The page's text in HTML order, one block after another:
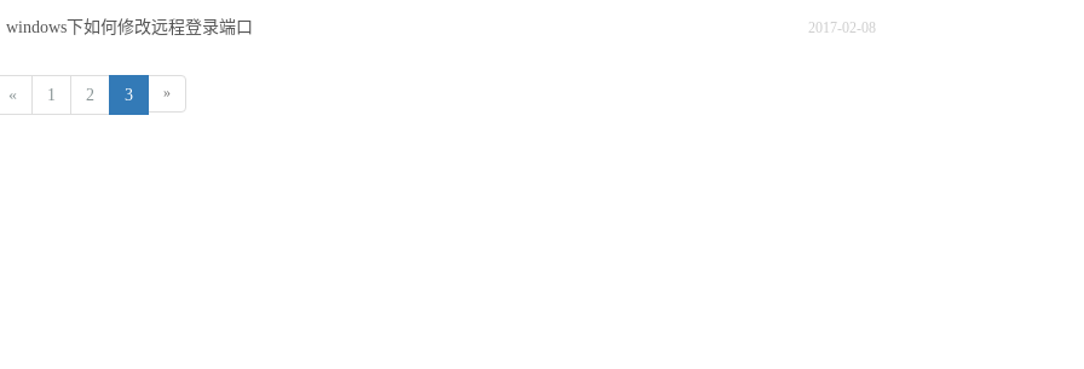
windows下如何修改远程登录端口 2017-02-08
« 1 2 3 »